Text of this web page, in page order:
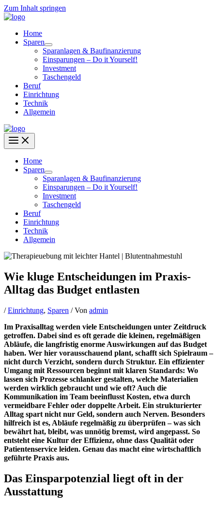
Zum Inhalt springen
Home
Sparen
Sparanlagen & Baufinanzierung
Einsparungen – Do it Yourself!
Investment
Taschengeld
Beruf
Einrichtung
Technik
Allgemein
Home
Sparen
Sparanlagen & Baufinanzierung
Einsparungen – Do it Yourself!
Investment
Taschengeld
Beruf
Einrichtung
Technik
Allgemein
Wie kluge Entscheidungen im Praxis-
Alltag das Budget entlasten
/Einrichtung, Sparen / Von admin
Im Praxisalltag werden viele Entscheidungen unter Zeitdruck
getroffen. Dabei sind es oft gerade die kleinen, regelmäßigen
Abläufe, die langfristig enorme Auswirkungen auf das Budget
haben. Wer hier vorausschauend plant, schafft sich Spielraum –
nicht durch Verzicht, sondern durch Struktur. Ein effizienter
Umgang mit Ressourcen beginnt mit klaren Standards: Wo
lassen sich Prozesse schlanker gestalten, welche Materialien
werden wirklich gebraucht und wie oft? Auch die
Kommunikation im Team beeinflusst Kosten, etwa durch
vermeidbare Fehler oder doppelte Arbeit. Ein strukturierter
Alltag spart nicht nur Geld, sondern auch Nerven. Besonders
hilfreich ist es, Abläufe regelmäßig zu überprüfen – was sich
bewährt hat, bleibt, was unnötig bremst, wird angepasst. So
entsteht eine Kultur der Effizienz, ohne dass Qualität oder
Patientenservice leiden. Genau das macht eine wirtschaftlich
geführte Praxis aus.
Das Einsparpotenzial liegt oft in der
Ausstattung